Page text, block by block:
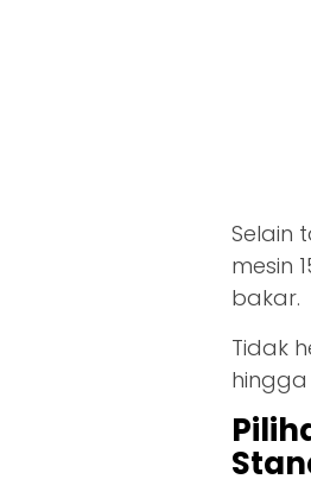
Selain
mesin
bakar.
Tidak